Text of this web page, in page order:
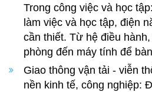
Trong công việc và học
làm việc và học tập, điện
cần thiết. Từ hệ điều
phòng đến máy tính để
Giao thông vận tải - viễn
nền kinh tế, công nghiệp: